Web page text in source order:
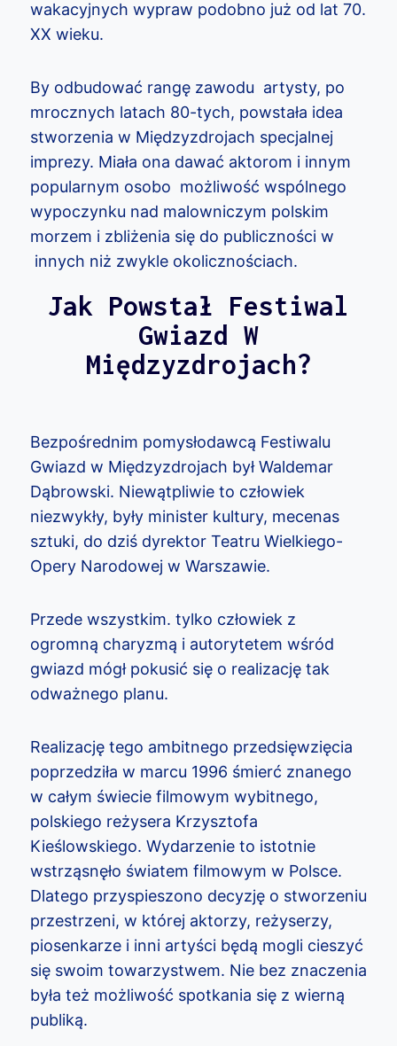
wakacyjnych wypraw podobno już od lat 70.
XX wieku.
By odbudować rangę zawodu artysty, po
mrocznych latach 80-tych, powstała idea
stworzenia w Międzyzdrojach specjalnej
imprezy. Miała ona dawać aktorom i innym
popularnym osobo możliwość wspólnego
wypoczynku nad malowniczym polskim
morzem i zbliżenia się do publiczności w
innych niż zwykle okolicznościach.
Jak Powstał Festiwal
Gwiazd W
Międzyzdrojach?
Bezpośrednim pomysłodawcą Festiwalu
Gwiazd w Międzyzdrojach był Waldemar
Dąbrowski. Niewątpliwie to człowiek
niezwykły, były minister kultury, mecenas
sztuki, do dziś dyrektor Teatru Wielkiego-
Opery Narodowej w Warszawie.
Przede wszystkim. tylko człowiek z
ogromną charyzmą i autorytetem wśród
gwiazd mógł pokusić się o realizację tak
odważnego planu.
Realizację tego ambitnego przedsięwzięcia
poprzedziła w marcu 1996 śmierć znanego
w całym świecie filmowym wybitnego,
polskiego reżysera Krzysztofa
Kieślowskiego. Wydarzenie to istotnie
wstrząsnęło światem filmowym w Polsce.
Dlatego przyspieszono decyzję o stworzeniu
przestrzeni, w której aktorzy, reżyserzy,
piosenkarze i inni artyści będą mogli cieszyć
się swoim towarzystwem. Nie bez znaczenia
była też możliwość spotkania się z wierną
publiką.